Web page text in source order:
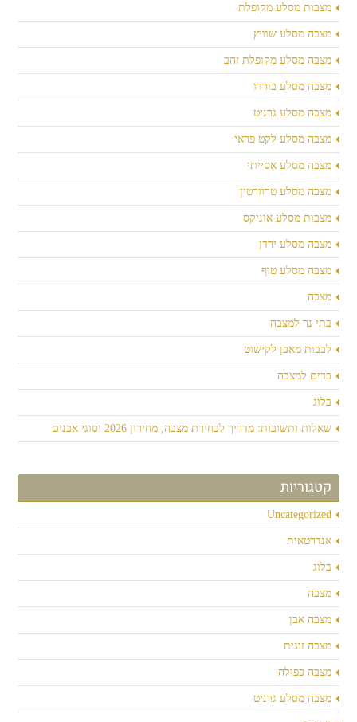
מצבות מסלע מקופלת
מצבה מסלע שוויץ
מצבה מסלע מקופלת זהב
מצבה מסלע בורדו
מצבה מסלע גרניט
מצבה מסלע לקט פראי
מצבה מסלע אסייתי
מצבה מסלע טרוורטין
מצבות מסלע אוניקס
מצבה מסלע ירדן
מצבה מסלע טוף
מצבה
בתי נר למצבה
לבבות מאבן לקישוט
כדים למצבה
בלוג
שאלות ותשובות: מדריך לבחירת מצבה, מחירון 2026 וסוגי אבנים
קטגוריות
Uncategorized
אנדרטאות
בלוג
מצבה
מצבה אבן
מצבה זוגית
מצבה כפולה
מצבה מסלע גרניט